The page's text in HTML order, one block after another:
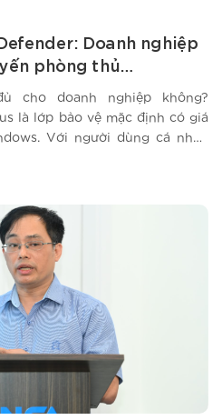
Doanh nghiệp
phòng thủ
cho doanh nghiệp không?
là lớp bảo vệ mặc định có giá
Với người dùng cá nhân